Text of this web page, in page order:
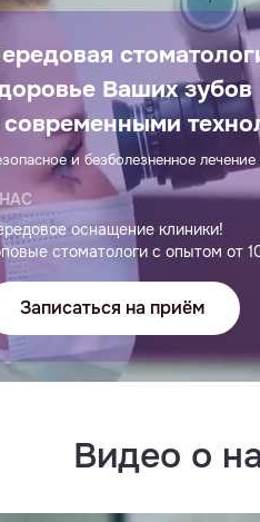
Ваших зубов
современными
и безболезненное
оснащение клиники!
стоматологи с опытом от
Записаться на приём
Видео о